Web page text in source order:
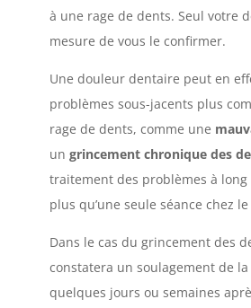
à une rage de dents. Seul votre
mesure de vous le confirmer.
Une douleur dentaire peut en
problèmes sous-jacents plus
rage de dents, comme une
un grincement chronique des
traitement des problèmes à long
plus qu’une seule séance chez
Dans le cas du grincement des
constatera un soulagement de
quelques jours ou semaines